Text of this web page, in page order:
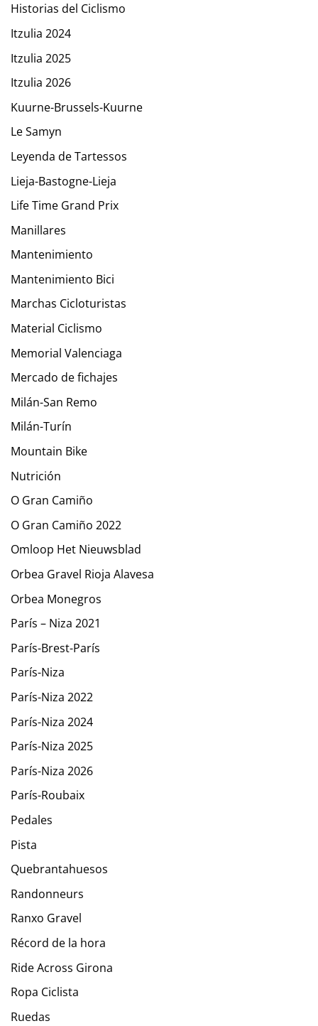
Historias del Ciclismo
Itzulia 2024
Itzulia 2025
Itzulia 2026
Kuurne-Brussels-Kuurne
Le Samyn
Leyenda de Tartessos
Lieja-Bastogne-Lieja
Life Time Grand Prix
Manillares
Mantenimiento
Mantenimiento Bici
Marchas Cicloturistas
Material Ciclismo
Memorial Valenciaga
Mercado de fichajes
Milán-San Remo
Milán-Turín
Mountain Bike
Nutrición
O Gran Camiño
O Gran Camiño 2022
Omloop Het Nieuwsblad
Orbea Gravel Rioja Alavesa
Orbea Monegros
París – Niza 2021
París-Brest-París
París-Niza
París-Niza 2022
París-Niza 2024
París-Niza 2025
París-Niza 2026
París-Roubaix
Pedales
Pista
Quebrantahuesos
Randonneurs
Ranxo Gravel
Récord de la hora
Ride Across Girona
Ropa Ciclista
Ruedas